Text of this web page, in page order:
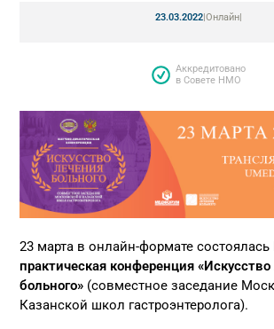
23.03.2022|Онлайн|
Аккредитовано
в Совете НМО
23 марта в онлайн-формате состоялась
практическая конференция
больного» (совместное заседание
Казанской школ гастроэнтеролога).